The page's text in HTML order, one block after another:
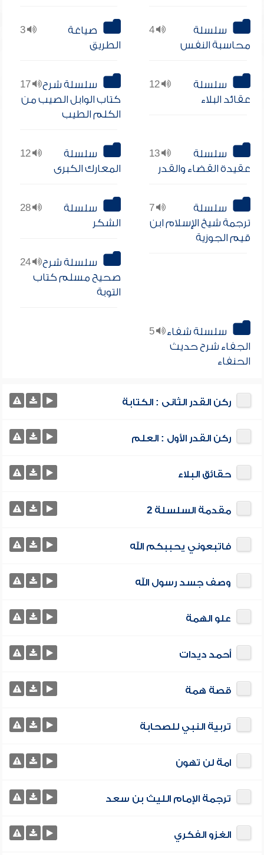
4
سلسلة
محاسبة النفس
3
صياغة
الطريق
12
سلسلة
عقائد البلاء
17
سلسلة شرح
كتاب الوابل الصيب من
الكلم الطيب
13
سلسلة
عقيدة القضاء والقدر
12
سلسلة
المعارك الكبرى
7
سلسلة
ترجمة شيخ الإسلام ابن
قيم الجوزية
28
سلسلة
الشكر
24
سلسلة شرح
صحيح مسلم كتاب
التوبة
5
سلسلة شفاء
الجفاء شرح حديث
الحنفاء
ركن القدر الثانى : الكتابة
ركن القدر الأول : العلم
حقائق البلاء
مقدمة السلسلة 2
فاتبعوني يحببكم الله
وصف جسد رسول الله
علو الهمة
أحمد ديدات
قصة همة
تربية النبي للصحابة
امة لن تهون
ترجمة الإمام الليث بن سعد
الغزو الفكري